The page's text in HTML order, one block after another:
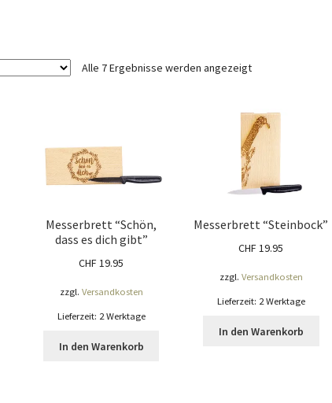
Alle 7 Ergebnisse werden angezeigt
Messerbrett “Schön,
dass es dich gibt”
CHF19.95
zzgl. Versandkosten
Lieferzeit: 2 Werktage
In den Warenkorb
Messerbrett “Steinbock”
CHF19.95
zzgl. Versandkosten
Lieferzeit: 2 Werktage
In den Warenkorb